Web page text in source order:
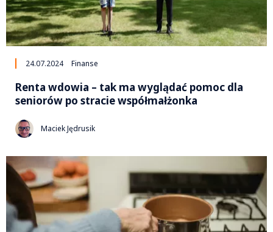
24.07.2024 Finanse
Renta wdowia – tak ma wyglądać pomoc dla
seniorów po stracie współmałżonka
Maciek Jędrusik